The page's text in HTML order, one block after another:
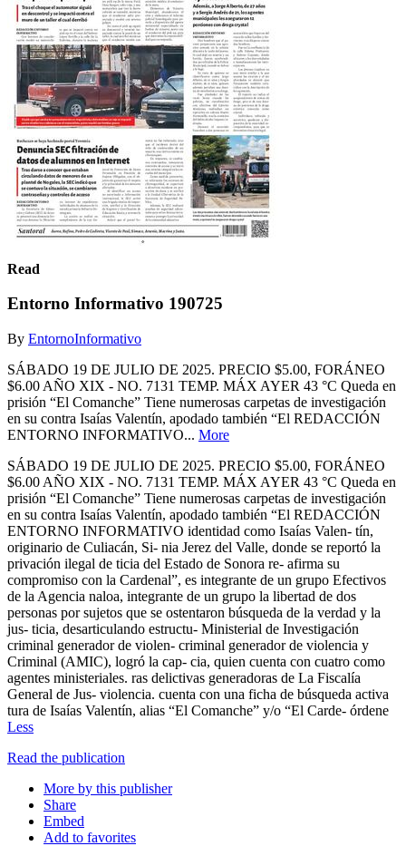
Read
Entorno Informativo 190725
By EntornoInformativo
SÁBADO 19 DE JULIO DE 2025. PRECIO $5.00, FORÁNEO
$6.00 AÑO XIX - NO. 7131 TEMP. MÁX AYER 43 °C Queda en
prisión “El Comanche” Tiene numerosas carpetas de investigación
en su contra Isaías Valentín, apodado también “El REDACCIÓN
ENTORNO INFORMATIVO... More
SÁBADO 19 DE JULIO DE 2025. PRECIO $5.00, FORÁNEO
$6.00 AÑO XIX - NO. 7131 TEMP. MÁX AYER 43 °C Queda en
prisión “El Comanche” Tiene numerosas carpetas de investigación
en su contra Isaías Valentín, apodado también “El REDACCIÓN
ENTORNO INFORMATIVO identidad como Isaías Valen- tín,
originario de Culiacán, Si- nia Jerez del Valle, donde se reportó la
privación ilegal de ticia del Estado de Sonora re- afirma su
compromiso con la Cardenal”, es integrante de un grupo Efectivos
de la Agencia naloa, integrante de un grupo la libertad de dos
personas por sujetos que se ostentaron búsqueda de la verdad y la
jus- ticia, desarticulando estructu- Ministerial de Investigación
criminal generador de violen- criminal generador de violencia y
Criminal (AMIC), logró la cap- cia, quien cuenta con cuatro como
agentes ministeriales. ras delictivas generadoras de La Fiscalía
General de Jus- violencia. cuenta con una ficha de búsqueda activa
tura de Isaías Valentín, alias “El Comanche” y/o “El Carde- órdene
Less
Read the publication
More by this publisher
Share
Embed
Add to favorites